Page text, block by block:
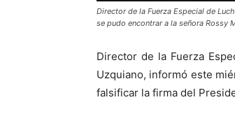
Director de la Fuerza Especial de
se pudo encontrar a la señora Rossy
Director de la Fuerza
Uzquiano, informó este
falsificar la firma del